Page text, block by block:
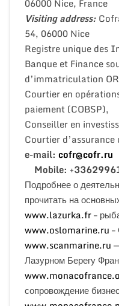
06000 Nice,
Visiting address:
54, 06000 Nice
Registre unique des
Banque et Finance
d’immatriculation
Courtier en
paiement (COBSP),
Conseiller en
Courtier d’assurance
e-mail: cofr@cofr.ru
Mobile:
Подробнее о
прочитать на
www.lazurka.fr–
www.oslomarine.ru –
www.scanmarine.ru
Лазурном Берегу
сопровождение